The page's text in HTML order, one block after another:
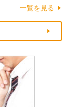
一覧を見る